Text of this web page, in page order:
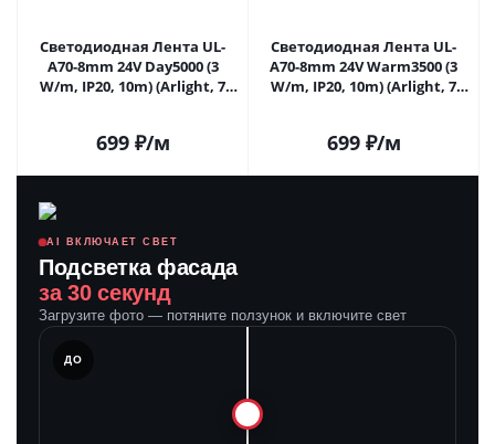
Светодиодная Лента UL-
A70-8mm 24V Day5000 (3
W/m, IP20, 10m) (Arlight, 7
699₽/м
Светодиодная Лента UL-
A70-8mm 24V Warm3500 (3
W/m, IP20, 10m) (Arlight, 7
699₽/м
AI ВКЛЮЧАЕТ СВЕТ
Подсветка фасада
за 30 секунд
Загрузите фото — потяните ползунок и включите свет
ДО